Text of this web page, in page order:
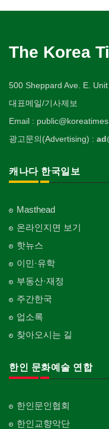
The Korea
500 Sheppard Ave. E.
대표메일/기사제보
Email :
광고문의(Advertising) :
캐나다 한국일보
Masthead
온라인지면 보기
핫뉴스
이민·유학
부동산·재정
주간한국
업소록
찾아오시는 길
한인 문화예술 연합
한인문인협회
한인교향악단